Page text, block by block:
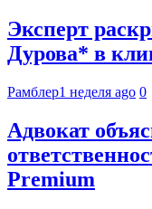
Эксперт
Дурова* в
Рамблер1 неделя ago 0
Адвокат
Premium